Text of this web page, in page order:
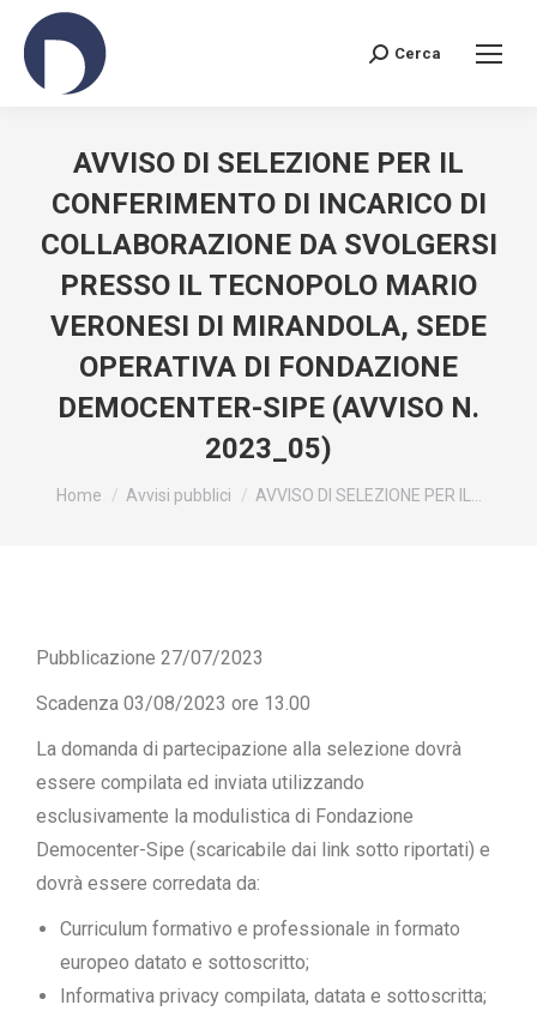
Cerca
AVVISO DI SELEZIONE PER IL
CONFERIMENTO DI INCARICO DI
COLLABORAZIONE DA SVOLGERSI
PRESSO IL TECNOPOLO MARIO
VERONESI DI MIRANDOLA, SEDE
OPERATIVA DI FONDAZIONE
DEMOCENTER-SIPE (AVVISO N.
2023_05)
You are here:
Home Avvisi pubblici AVVISO DI SELEZIONE PER IL…
Pubblicazione 27/07/2023
Scadenza 03/08/2023 ore 13.00
La domanda di partecipazione alla selezione dovrà
essere compilata ed inviata utilizzando
esclusivamente la modulistica di Fondazione
Democenter-Sipe (scaricabile dai link sotto riportati) e
dovrà essere corredata da:
Curriculum formativo e professionale in formato
europeo datato e sottoscritto;
Informativa privacy compilata, datata e sottoscritta;